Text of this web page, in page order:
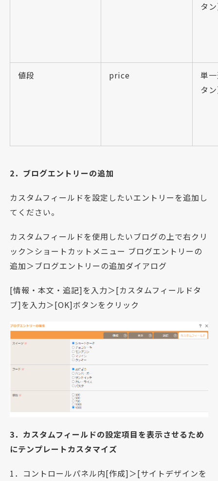
タ
値段 price
単
タ
2．ブログエントリーの追加
カスタムフィールドを設定したいエントリーを追加し
てください。
カスタムフィールドを使用したいブログの上で右クリ
ック＞ショートカットメニュー ブログエントリーの
追加＞ブログエントリーの追加ダイアログ
[情報・本文・追記]を入力＞[カスタムフィールドタ
ブ]を入力＞[OK]ボタンをクリック
3．カスタムフィールドの設定項目を表示させるため
にテンプレートカスタマイズ
1．コントロールパネル内[作成]＞[サイトデザインを